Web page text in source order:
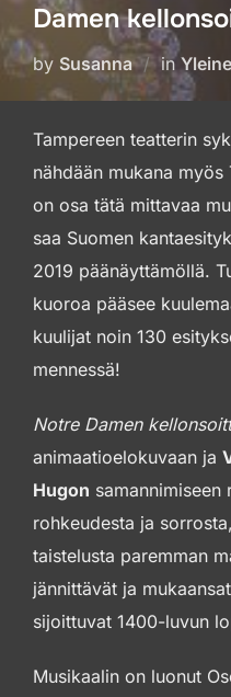
Damen
by Susanna in
Tampereen teatterin
nähdään mukana
on osa tätä mittavaa
saa Suomen
2019 päänäyttämöllä.
kuoroa pääsee
kuulijat noin 130
mennessä!
Notre Damen
animaatioelokuvaan ja
Hugon
rohkeudesta ja
taistelusta paremman
jännittävät ja
sijoittuvat 1400-luvun
Musikaalin on luonut